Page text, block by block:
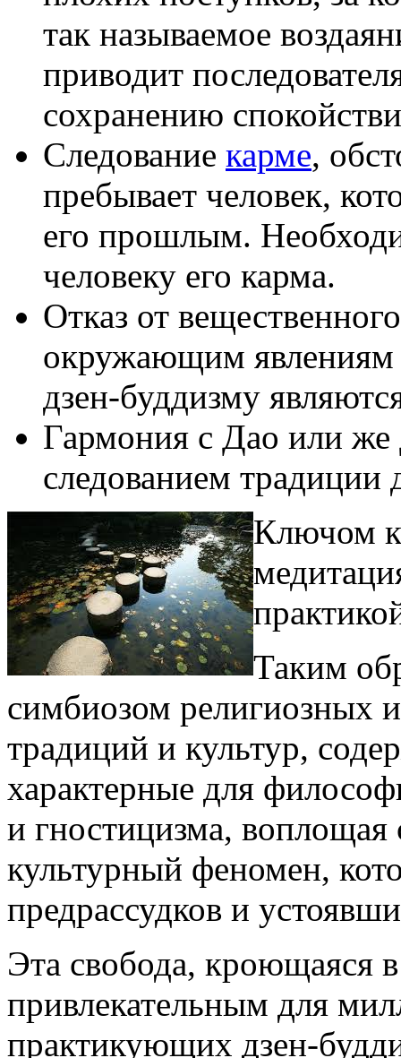
так называемое
приводит
сохранению
Следование карме,
пребывает человек,
его прошлым.
человеку его карма.
Отказ от
окружающим явлениям
дзен-буддизму
Гармония с Дао или
следованием традиции
Ключом к
Таким
симбиозом религиозных
традиций и культур,
характерные для
и гностицизма,
культурный феномен,
предрассудков и
Эта свобода, кроющаяся
привлекательным для
практикующих дзен-